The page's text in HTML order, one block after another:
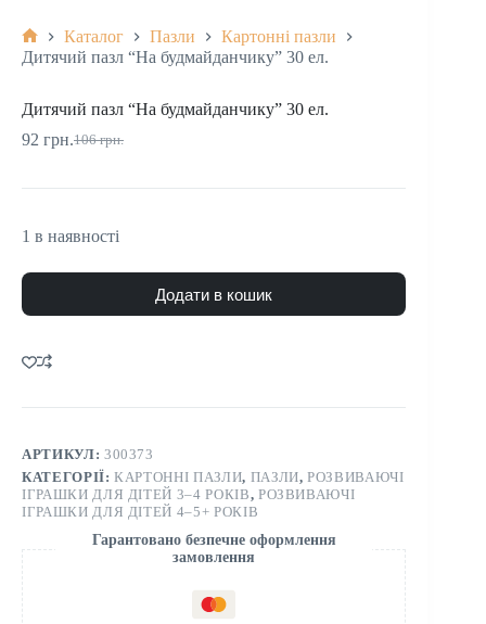
Каталог Пазли
Картонні пазли
Дитячий пазл “На будмайданчику” 30 ел.
Дитячий пазл “На будмайданчику” 30 ел.
106грн.
92 грн.
1 в наявності
Додати в кошик
АРТИКУЛ: 300373
КАТЕГОРІЇ:КАРТОННІ ПАЗЛИ, ПАЗЛИ,РОЗВИВАЮЧІ
ІГРАШКИ ДЛЯ ДІТЕЙ 3–4 РОКІВ, РОЗВИВАЮЧІ
ІГРАШКИ ДЛЯ ДІТЕЙ 4–5+ РОКІВ
Гарантовано безпечне оформлення
замовлення